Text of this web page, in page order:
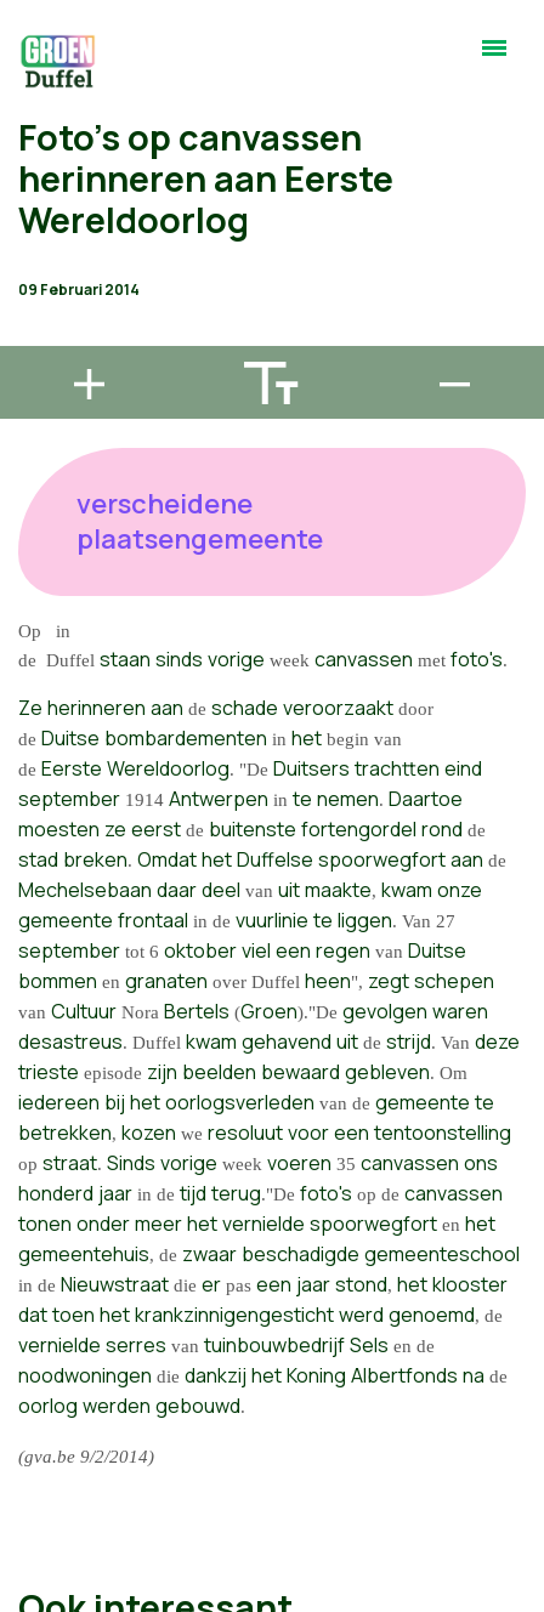
Foto's op canvassen
herinneren aan Eerste
Wereldoorlog
09 Februari 2014
verscheidene
plaatsengemeente
Op
in
de Duffel staan sinds vorige week canvassen met foto's.
Ze herinneren aan de schade veroorzaakt door
de Duitse bombardementen in het begin van
de Eerste Wereldoorlog. "De Duitsers trachtten eind
september 1914 Antwerpen inte nemen. Daartoe
moesten ze eerst de buitenste fortengordel rond de
stad breken. OmdathetDuffelse spoorwegfortaan de
Mechelsebaan daardeel van uitmaakte, kwam onze
gemeente frontaal in de vuurlinie te liggen. Van 27
september tot 6 oktoberviel een regen van Duitse
bommen en granaten over Duffel heen", zegtschepen
van Cultuur Nora Bertels (Groen)."De gevolgen waren
desastreus. Duffel kwam gehavend uit de strijd. Van deze
trieste episode zijn beelden bewaard gebleven. Om
iedereen bij hetoorlogsverleden van de gemeente te
betrekken, kozen we resoluutvooreen tentoonstelling
op straat. Sinds vorige week voeren 35 canvassen ons
honderd jaar in detijd terug."De foto's op de canvassen
tonen ondermeerhetvernielde spoorwegfort en het
gemeentehuis, de zwaar beschadigde gemeenteschool
in de Nieuwstraat die er pas een jaarstond, hetklooster
dattoen hetkrankzinnigengestichtwerd genoemd, de
vernielde serres vantuinbouwbedrijfSels en de
noodwoningen die dankzij hetKoning Albertfonds na de
oorlog werden gebouwd.
(gva.be 9/2/2014)